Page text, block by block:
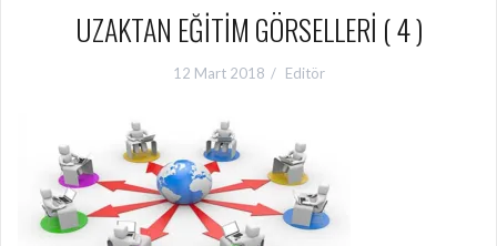
UZAKTAN EĞİTİM GÖRSELLERİ ( 4 )
12 Mart 2018 Editör